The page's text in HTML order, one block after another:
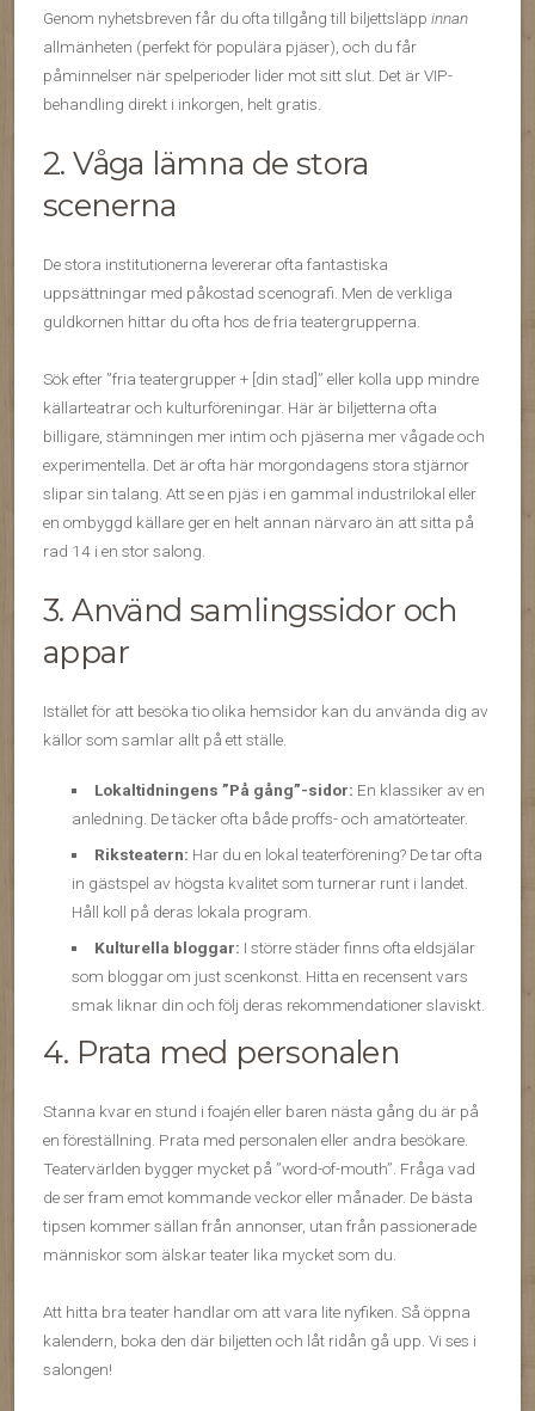
Genom nyhetsbreven får du ofta tillgång till biljettsläpp innan
allmänheten (perfekt för populära pjäser), och du får
påminnelser när spelperioder lider mot sitt slut. Det är VIP-
behandling direkt i inkorgen, helt gratis.
2. Våga lämna de stora
scenerna
De stora institutionerna levererar ofta fantastiska
uppsättningar med påkostad scenografi. Men de verkliga
guldkornen hittar du ofta hos de fria teatergrupperna.
Sök efter ”fria teatergrupper + [din stad]” eller kolla upp mindre
källarteatrar och kulturföreningar. Här är biljetterna ofta
billigare, stämningen mer intim och pjäserna mer vågade och
experimentella. Det är ofta här morgondagens stora stjärnor
slipar sin talang. Att se en pjäs i en gammal industrilokal eller
en ombyggd källare ger en helt annan närvaro än att sitta på
rad 14 i en stor salong.
3. Använd samlingssidor och
appar
Istället för att besöka tio olika hemsidor kan du använda dig av
källor som samlar allt på ett ställe.
Lokaltidningens ”På gång”-sidor: En klassiker av en
anledning. De täcker ofta både proffs- och amatörteater.
Riksteatern: Har du en lokal teaterförening? De tar ofta
in gästspel av högsta kvalitet som turnerar runt i landet.
Håll koll på deras lokala program.
Kulturella bloggar: I större städer finns ofta eldsjälar
som bloggar om just scenkonst. Hitta en recensent vars
smak liknar din och följ deras rekommendationer slaviskt.
4. Prata med personalen
Stanna kvar en stund i foajén eller baren nästa gång du är på
en föreställning. Prata med personalen eller andra besökare.
Teatervärlden bygger mycket på ”word-of-mouth”. Fråga vad
de ser fram emot kommande veckor eller månader. De bästa
tipsen kommer sällan från annonser, utan från passionerade
människor som älskar teater lika mycket som du.
Att hitta bra teater handlar om att vara lite nyfiken. Så öppna
kalendern, boka den där biljetten och låt ridån gå upp. Vi ses i
salongen!